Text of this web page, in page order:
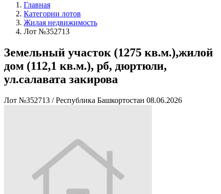
Главная
Категории лотов
Жилая недвижимость
Лот №352713
Земельный участок (1275 кв.м.),жилой
дом (112,1 кв.м.), рб, дюртюли,
ул.салавата закирова
Лот №352713 / Республика Башкортостан 08.06.2026